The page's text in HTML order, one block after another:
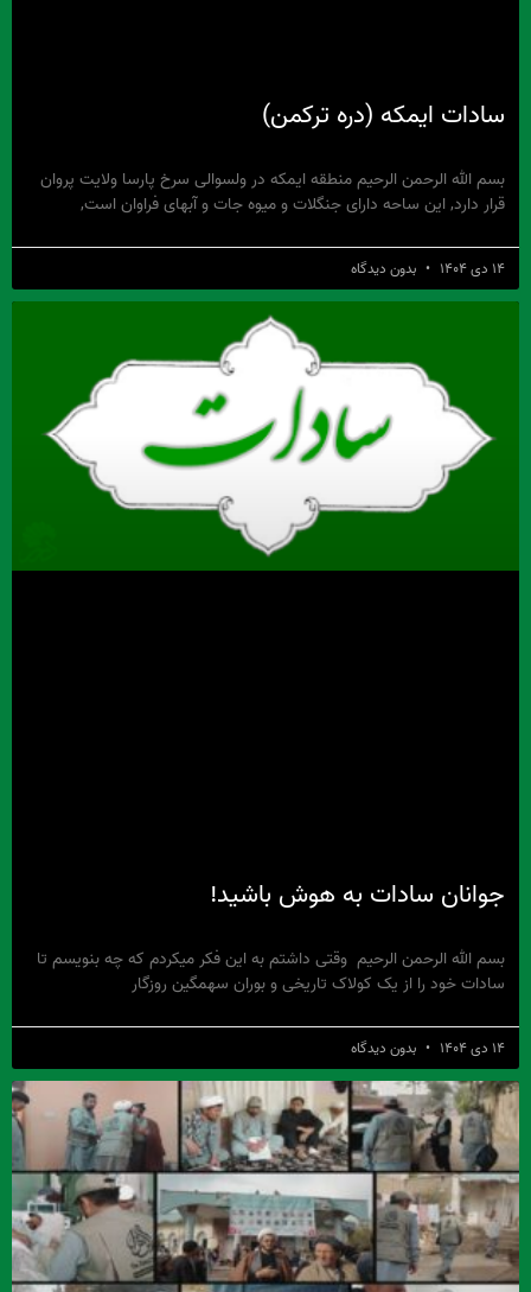
سادات ایمکه (دره ترکمن)
بسم الله الرحمن الرحیم منطقه ایمکه در ولسوالی سرخ پارسا ولایت پروان
قرار دارد, این ساحه دارای جنگلات و میوه جات و آبهای فراوان است,
۱۴ دی ۱۴۰۴ بدون دیدگاه
جوانان سادات به هوش باشید!
بسم الله الرحمن الرحیم وقتی داشتم به این فکر میکردم که چه بنویسم تا
سادات خود را از یک کولاک تاریخی و بوران سهمگین روزگار
۱۴ دی ۱۴۰۴ بدون دیدگاه